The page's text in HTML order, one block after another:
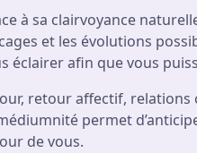
à sa clairvoyance
et les évolutions
éclairer afin que vous
retour affectif, relations
permet
de vous.